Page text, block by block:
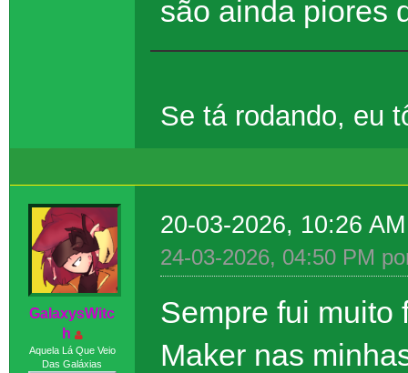
são ainda piores
Se tá rodando, eu
GaIaxysWitc
h
Aquela Lá Que Veio
Das Galáxias
20-03-2026, 10:26
24-03-2026, 04:50 PM
Sempre fui muito
Maker nas